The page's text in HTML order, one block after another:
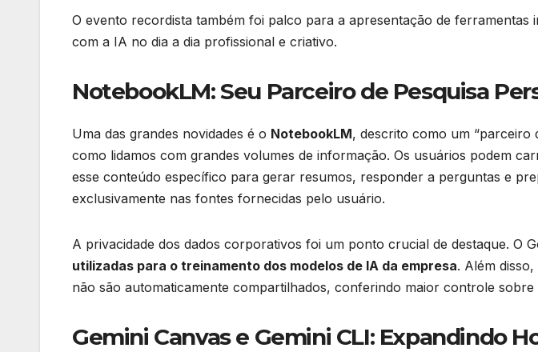
O evento recordista também foi palco para a apresentação de
com a IA no dia a dia profissional e criativo.
NotebookLM: Seu Parceiro de Pesquisa
Uma das grandes novidades é o NotebookLM, descrito como um “parceiro
como lidamos com grandes volumes de informação. Os usuários podem
esse conteúdo específico para gerar resumos, responder a perguntas e
exclusivamente nas fontes fornecidas pelo usuário.
A privacidade dos dados corporativos foi um ponto crucial de destaque. O
utilizadas para o treinamento dos modelos de IA da empresa. Além
não são automaticamente compartilhados, conferindo maior controle sobre
Gemini Canvas e Gemini CLI: Expandindo